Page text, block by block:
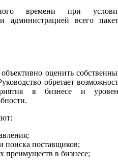
времени при
администрацией всего
оценить
обретает
в бизнесе и
поиска поставщиков;
преимуществ в бизнесе;